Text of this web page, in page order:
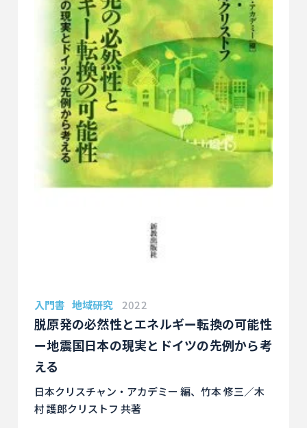
入門書 地域研究 2022
脱原発の必然性とエネルギー転換の可能性
ー地震国日本の現実とドイツの先例から考
える
日本クリスチャン・アカデミー 編、竹本 修三／木
村 護郎クリストフ 共著